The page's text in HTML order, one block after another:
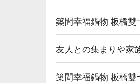
築間幸福鍋物 板橋雙
友人との集まりや家
築間幸福鍋物 板橋雙